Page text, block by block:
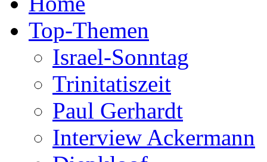
Top-Themen
Israel-Sonntag
Trinitatiszeit
Paul Gerhardt
Interview Ackermann